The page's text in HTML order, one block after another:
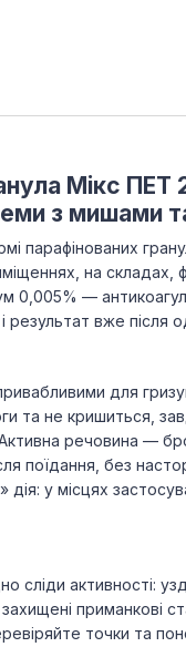
Мікс
з мишами
парафінованих
на складах,
0,005% —
результат вже після
для
та не кришиться,
речовина —
поїдання, без
у місцях
сліди активності:
приманкові
точки та